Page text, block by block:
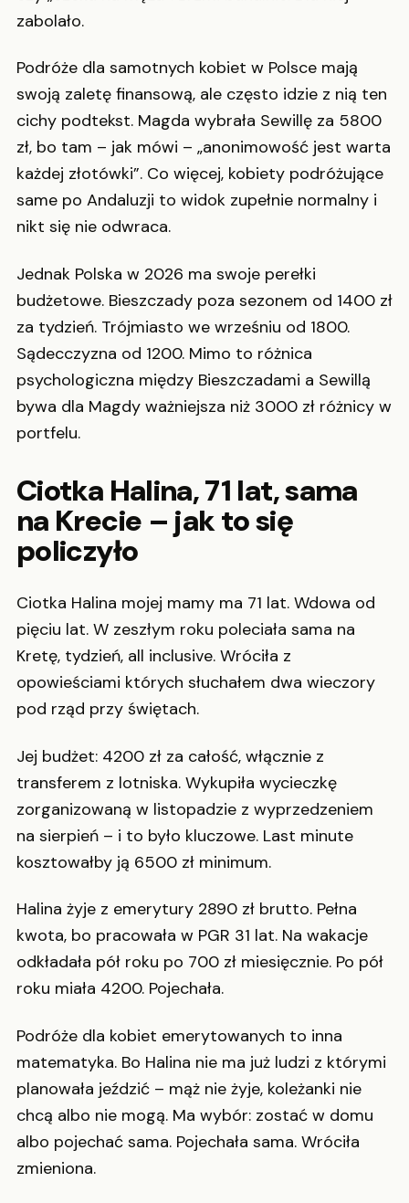
zabolało.
Podróże dla samotnych kobiet w Polsce mają
swoją zaletę finansową, ale często idzie z nią ten
cichy podtekst. Magda wybrała Sewillę za 5800
zł, bo tam – jak mówi – „anonimowość jest warta
każdej złotówki”. Co więcej, kobiety podróżujące
same po Andaluzji to widok zupełnie normalny i
nikt się nie odwraca.
Jednak Polska w 2026 ma swoje perełki
budżetowe. Bieszczady poza sezonem od 1400 zł
za tydzień. Trójmiasto we wrześniu od 1800.
Sądecczyzna od 1200. Mimo to różnica
psychologiczna między Bieszczadami a Sewillą
bywa dla Magdy ważniejsza niż 3000 zł różnicy w
portfelu.
Ciotka Halina, 71 lat, sama
na Krecie – jak to się
policzyło
Ciotka Halina mojej mamy ma 71 lat. Wdowa od
pięciu lat. W zeszłym roku poleciała sama na
Kretę, tydzień, all inclusive. Wróciła z
opowieściami których słuchałem dwa wieczory
pod rząd przy świętach.
Jej budżet: 4200 zł za całość, włącznie z
transferem z lotniska. Wykupiła wycieczkę
zorganizowaną w listopadzie z wyprzedzeniem
na sierpień – i to było kluczowe. Last minute
kosztowałby ją 6500 zł minimum.
Halina żyje z emerytury 2890 zł brutto. Pełna
kwota, bo pracowała w PGR 31 lat. Na wakacje
odkładała pół roku po 700 zł miesięcznie. Po pół
roku miała 4200. Pojechała.
Podróże dla kobiet emerytowanych to inna
matematyka. Bo Halina nie ma już ludzi z którymi
planowała jeździć – mąż nie żyje, koleżanki nie
chcą albo nie mogą. Ma wybór: zostać w domu
albo pojechać sama. Pojechała sama. Wróciła
zmieniona.